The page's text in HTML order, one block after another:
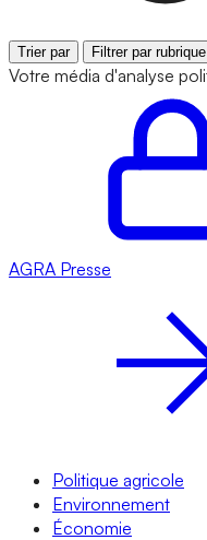
Trier par Filtrer par rubrique
Votre média d'analyse
AGRA Presse
Politique agricole
Environnement
Économie